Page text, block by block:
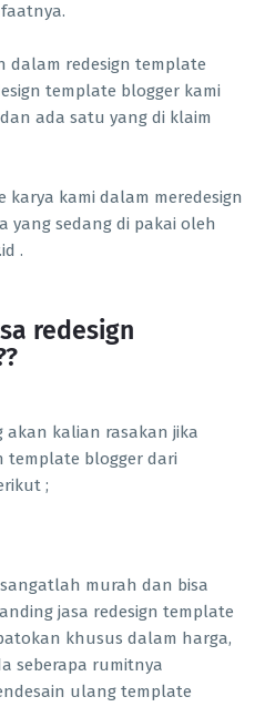
dalam redesign template
template blogger kami
ada satu yang di klaim
kami dalam meredesign
yang sedang di pakai oleh
.
redesign
akan kalian rasakan jika
template blogger dari
;
murah dan bisa
jasa redesign template
khusus dalam harga,
seberapa rumitnya
ulang template